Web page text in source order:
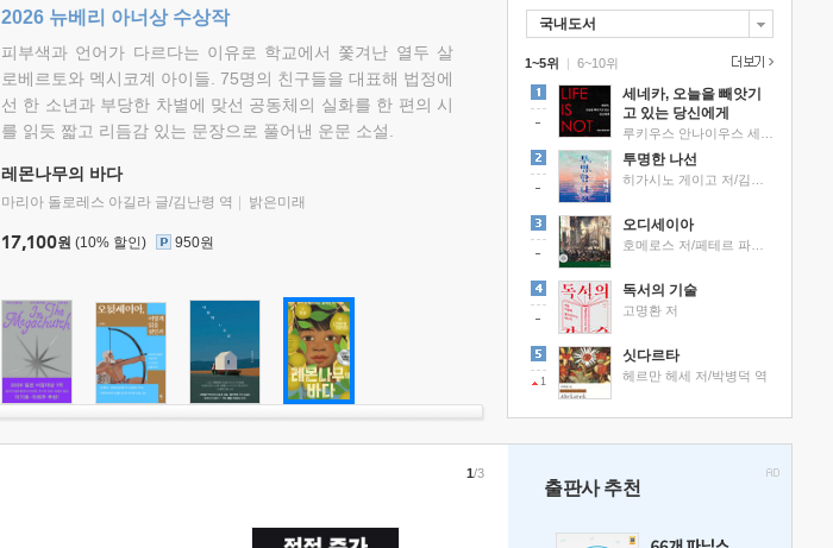
2026 뉴베리 아너상 수상작
피부색과 언어가 다르다는 이유로 학교에서 쫓겨난 열두 살
로베르토와 멕시코계 아이들. 75명의 친구들을 대표해 법정에
선 한 소년과 부당한 차별에 맞선 공동체의 실화를 한 편의 시
를 읽듯 짧고 리듬감 있는 문장으로 풀어낸 운문 소설.
레몬나무의 바다
마리아 돌로레스 아길라 글/김난령 역 밝은미래
17,100원 (10% 할인) 950원
국내도서
1~5위 |
세네카, 오늘을 빼앗기
고 있는 당신에게
투명한 나선
오디세이아
독서의 기술
고명환 저
1
싯다르타
헤르만 헤세 저/박병덕 역
6~10위
1/3
출판사 추천